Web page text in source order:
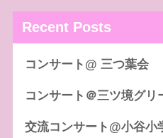
Recent Posts
コンサート@ 三つ葉会
コンサート＠三ツ境グリ
交流コンサート@小谷小